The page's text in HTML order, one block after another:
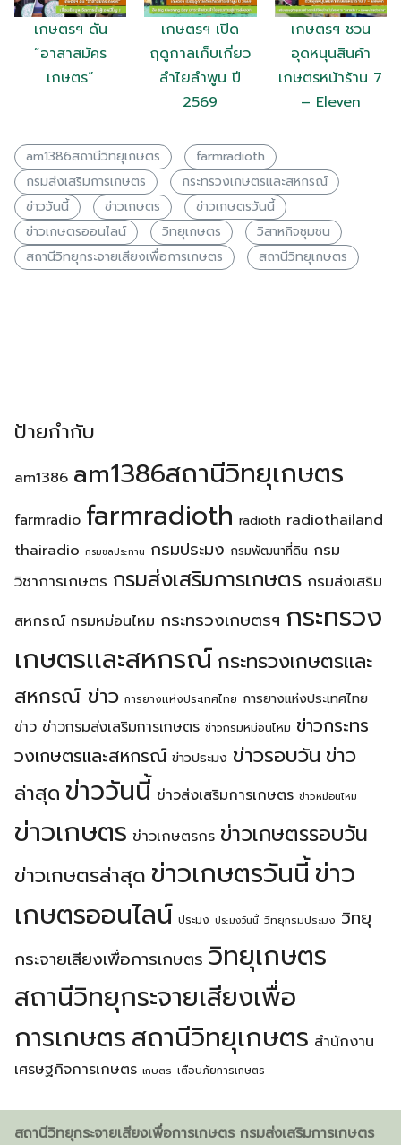
เกษตรฯ ดัน
“อาสาสมัคร
เกษตร”
เกษตรฯ เปิด
ฤดูกาลเก็บเกี่ยว
ลำไยลำพูน ปี
2569
เกษตรฯ ชวน
อุดหนุนสินค้า
เกษตรหน้าร้าน 7
– Eleven
am1386สถานีวิทยุเกษตร
farmradioth
กรมส่งเสริมการเกษตร
กระทรวงเกษตรเเละสหกรณ์
ข่าววันนี้
ข่าวเกษตร
ข่าวเกษตรวันนี้
ข่าวเกษตรออนไลน์
วิทยุเกษตร
วิสาหกิจชุมชน
สถานีวิทยุกระจายเสียงเพื่อการเกษตร
สถานีวิทยุเกษตร
ป้ายกำกับ
am1386 am1386สถานีวิทยุเกษตร
farmradio farmradioth radioth radiothailand
thairadio กรมชลประทาน กรมประมง กรมพัฒนาที่ดิน กรม
วิชาการเกษตร กรมส่งเสริมการเกษตร กรมส่งเสริม
สหกรณ์ กรมหม่อนไหม กระทรวงเกษตรฯ กระทรวง
เกษตรเเละสหกรณ์ กระทรวงเกษตรเเละ
สหกรณ์ ข่าว การยางเเห่งประเทศไทย การยางแห่งประเทศไทย
ข่าว ข่าวกรมส่งเสริมการเกษตร ข่าวกรมหม่อนไหม ข่าวกระทร
วงเกษตรเเละสหกรณ์ ข่าวประมง ข่าวรอบวัน ข่าว
ล่าสุด ข่าววันนี้ ข่าวส่งเสริมการเกษตร ข่าวหม่อนไหม
ข่าวเกษตร ข่าวเกษตรกร ข่าวเกษตรรอบวัน
ข่าวเกษตรล่าสุด ข่าวเกษตรวันนี้ ข่าว
เกษตรออนไลน์ ประมง ประมงวันนี้ วิทยุกรมประมง วิทยุ
กระจายเสียงเพื่อการเกษตร วิทยุเกษตร
สถานีวิทยุกระจายเสียงเพื่อ
การเกษตรสถานีวิทยุเกษตร สำนักงาน
เศรษฐกิจการเกษตร เกษตร เตือนภัยการเกษตร
สถานีวิทยุกระจายเสียงเพื่อการเกษตร กรมส่งเสริมการเกษตร